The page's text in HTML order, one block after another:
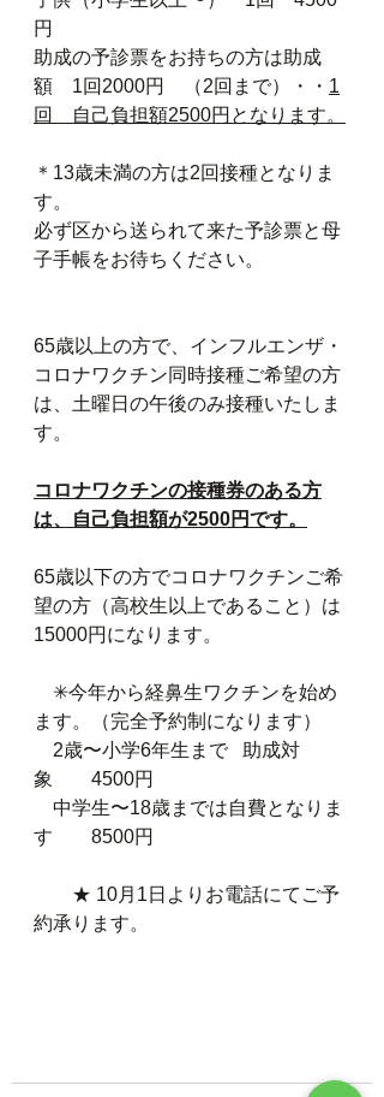
円
助成の予診票をお持ちの方は助成
額　1回2000円　（2回まで）・・ 1
回　自己負担額2500円となります。
＊13歳未満の方は2回接種となりま
す。
必ず区から送られて来た予診票と母
子手帳をお待ちください。
65歳以上の方で、インフルエンザ・
コロナワクチン同時接種ご希望の方
は、土曜日の午後のみ接種いたしま
す。
コロナワクチンの接種券のある方
は、自己負担額が2500円です。
65歳以下の方でコロナワクチンご希
望の方（高校生以上であること）は
15000円になります。
✳︎今年から経鼻生ワクチンを始め
ます。（完全予約制になります）
2歳〜小学6年生まで   助成対
象　　4500円
中学生〜18歳までは自費となりま
す　　8500円
★ 10月1日よりお電話にてご予
約承ります。